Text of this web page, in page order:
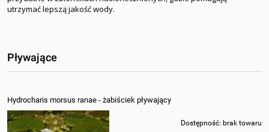
utrzymać lepszą jakość wody.
Pływające
Hydrocharis morsus ranae - żabiściek pływający
Dostępność: brak towaru